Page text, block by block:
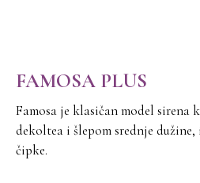
FAMOSA PLUS
Famosa je klasičan model sirena
dekoltea i šlepom srednje dužine,
čipke.